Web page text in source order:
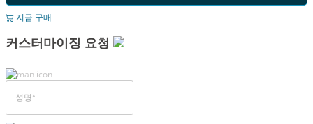
지금 구매
커스터마이징 요청